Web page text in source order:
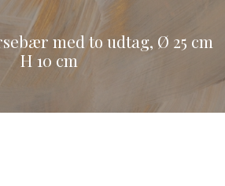
med to udtag, Ø 25 cm
H 10 cm